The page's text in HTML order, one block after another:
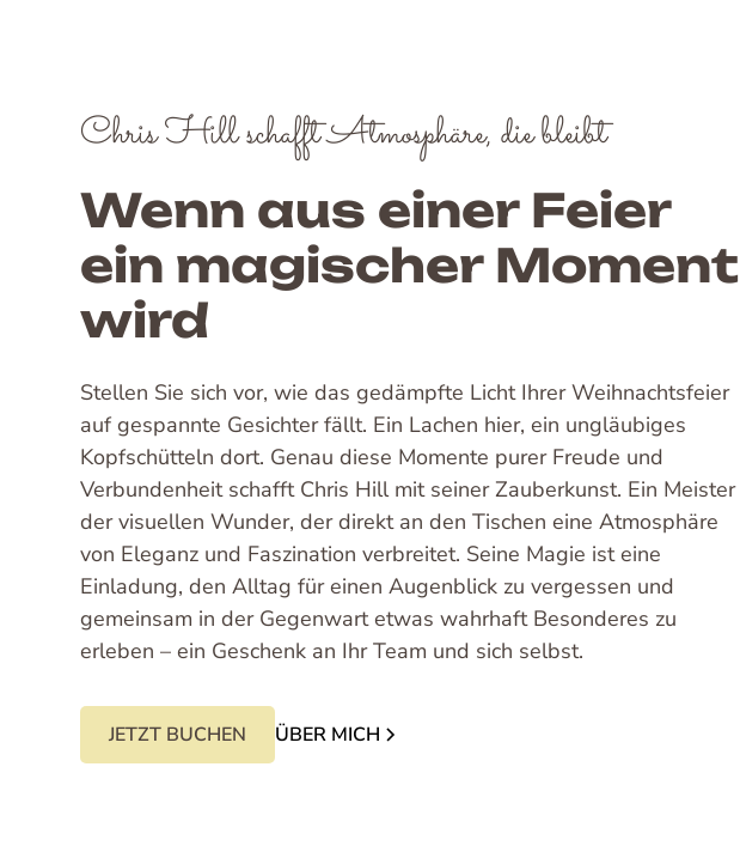
Chris Hill schafft Atmosphäre, die bleibt
Wenn aus einer Feier
ein magischer Moment
wird
Stellen Sie sich vor, wie das gedämpfte Licht Ihrer Weihnachtsfeier
auf gespannte Gesichter fällt. Ein Lachen hier, ein ungläubiges
Kopfschütteln dort. Genau diese Momente purer Freude und
Verbundenheit schafft Chris Hill mit seiner Zauberkunst. Ein Meister
der visuellen Wunder, der direkt an den Tischen eine Atmosphäre
von Eleganz und Faszination verbreitet. Seine Magie ist eine
Einladung, den Alltag für einen Augenblick zu vergessen und
gemeinsam in der Gegenwart etwas wahrhaft Besonderes zu
erleben – ein Geschenk an Ihr Team und sich selbst.
JETZT BUCHEN ÜBER MICH